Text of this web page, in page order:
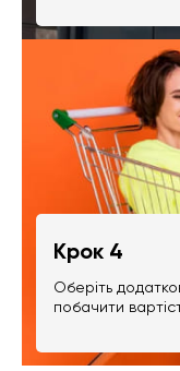
Крок 4
Оберіть
побачити